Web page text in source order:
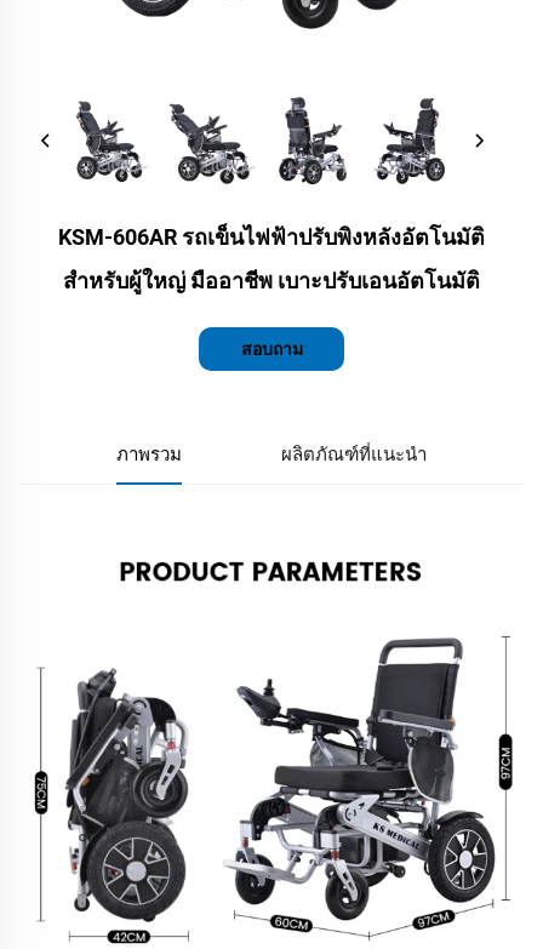
KSM-606AR รถเข็นไฟฟ้าปรับพิงหลังอัตโนมัติ
สำหรับผู้ใหญ่ มืออาชีพ เบาะปรับเอนอัตโนมัติ
สอบถาม
ภาพรวม ผลิตภัณฑ์ที่แนะนำ